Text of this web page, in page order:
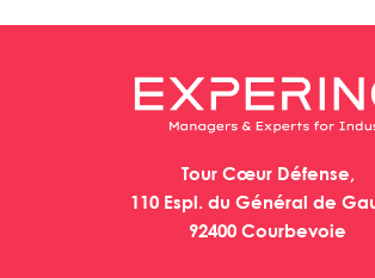
Tour Cœur Défense,
110 Espl. du Général de
92400 Courbevoie